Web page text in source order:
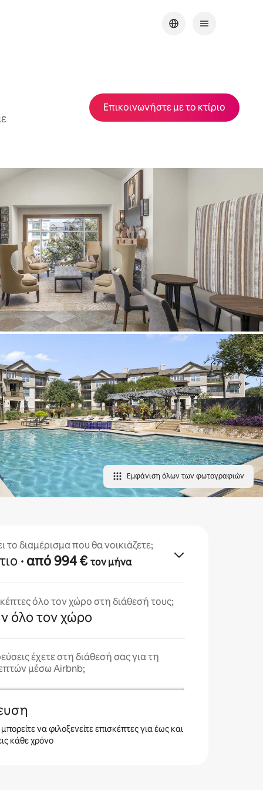
Επικοινωνήστε με το κτίριο
Εμφάνιση όλων των φωτογραφιών
το διαμέρισμα που θα νοικιάζετε;
· από 994 €τον μήνα
όλο τον χώρο στη διάθεσή τους;
όλο τον χώρο
έχετε στη διάθεσή σας για τη
μέσω Airbnb;
να φιλοξενείτε επισκέπτες για έως και
κάθε χρόνο